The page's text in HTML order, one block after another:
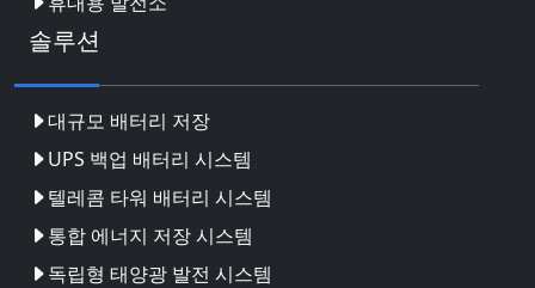
솔루션
대규모 배터리 저장
UPS 백업 배터리 시스템
텔레콤 타워 배터리 시스템
통합 에너지 저장 시스템
독립형 태양광 발전 시스템